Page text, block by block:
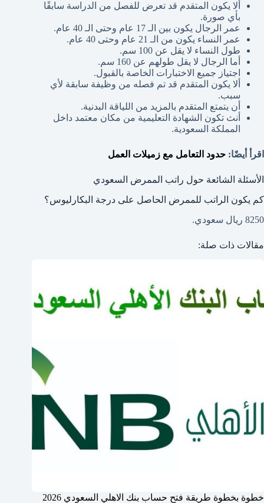
ألا يكون المتقدم قد تعرض للفصل من الدراسة سابقًا
بأي صورة.
عمر الرجال يكون بين الـ 17 عام وحتى الـ 40 عام.
عمر النساء يكون من الـ 21 عام وحتى 40 عام.
طول النساء لا يقل عن 100 سم.
أما الرجال لا يقل طولهم عن 160 سم.
اجتياز جميع الاختبارات الخاصة بالقبول.
ألا يكون المتقدم قد تم فصله من وظيفة سابقة لأي
سبب.
أن يتمتع المتقدم بالمزيد من اللياقة البدنية.
أنث تكون الشهادة التعليمية من مكان معتمد داخل
المملكة السعودية.
اقرأ أيضًا: حدود التعامل مع زميلات العمل
الأسئلة الشائعة حول راتب الممرض السعودي
كم يكون الراتب للممرض الحاصل على درجة البكارليوس؟
8250 ريال سعودي.
مقالات ذات صلة:
خطوة بخطوة طريقة فتح حساب بنك الاهلي السعودي 2026